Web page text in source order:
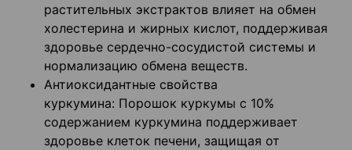
растительных экстрактов влияет на обмен
холестерина и жирных кислот, поддерживая
здоровье сердечно-сосудистой системы и
нормализацию обмена веществ.
Антиоксидантные свойства
куркумина: Порошок куркумы с 10%
содержанием куркумина поддерживает
здоровье клеток печени, защищая от